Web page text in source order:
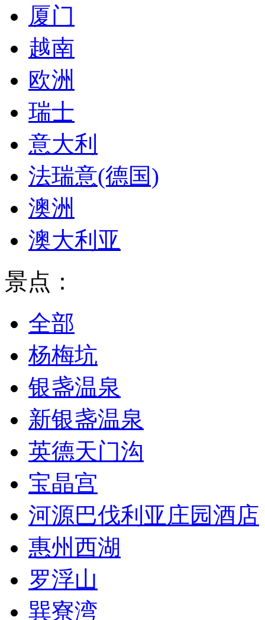
厦门
越南
欧洲
瑞士
意大利
法瑞意(德国)
澳洲
澳大利亚
景点：
全部
杨梅坑
银盏温泉
新银盏温泉
英德天门沟
宝晶宫
河源巴伐利亚庄园酒店
惠州西湖
罗浮山
巽寮湾